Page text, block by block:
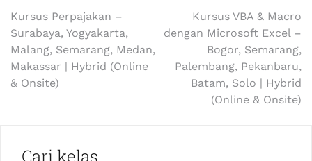
Kursus Perpajakan –
Surabaya, Yogyakarta,
Malang, Semarang, Medan,
Makassar | Hybrid (Online
& Onsite)
Kursus VBA & Macro
dengan Microsoft Excel –
Bogor, Semarang,
Palembang, Pekanbaru,
Batam, Solo | Hybrid
(Online & Onsite)
Cari kelas